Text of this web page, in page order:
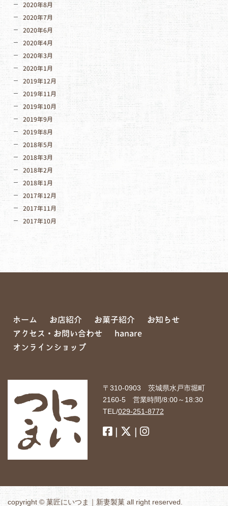
2020年8月
2020年7月
2020年6月
2020年4月
2020年3月
2020年1月
2019年12月
2019年11月
2019年10月
2019年9月
2019年8月
2018年5月
2018年3月
2018年2月
2018年1月
2017年12月
2017年11月
2017年10月
ホーム お店紹介 お菓子紹介
お知らせ
アクセス・お問い合わせ
hanare
オンラインショップ
〒310-0903 茨城県水戸市堀町
2160-5 営業時間/8:00～18:30
TEL/029-251-8772
| |
copyright © 菓匠にいつま｜新妻製菓 all right reserved.